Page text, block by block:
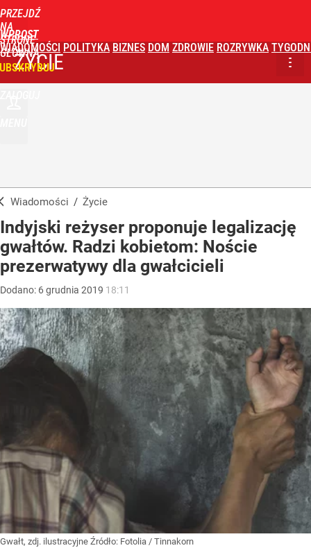
PRZEJDŹ
NA
STRONĘ
GŁÓWNĄ
WPROST
WIADOMOŚCI POLITYKA BIZNES DOM ZDROWIE ROZRYWKA
ŻYCIE
Wiadomości / Życie
Indyjski reżyser proponuje legalizację
gwałtów. Radzi kobietom: Noście
prezerwatywy dla gwałcicieli
Dodano: 6grudnia 2019 18:11
Gwałt, zdj. ilustracyjne Źródło: Fotolia / Tinnakorn